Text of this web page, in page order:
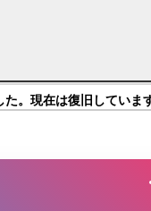
。現在は復旧していま